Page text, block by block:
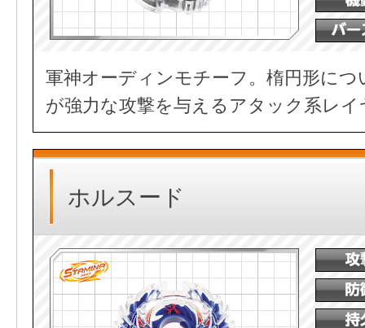
軍神オーディンモチーフ。楕円形に
が強力な攻撃を与えるアタック系レイ
ホルスード